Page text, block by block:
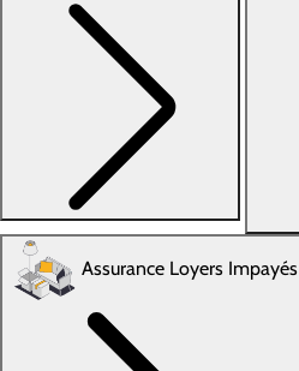
Assurance Loyers Impayés